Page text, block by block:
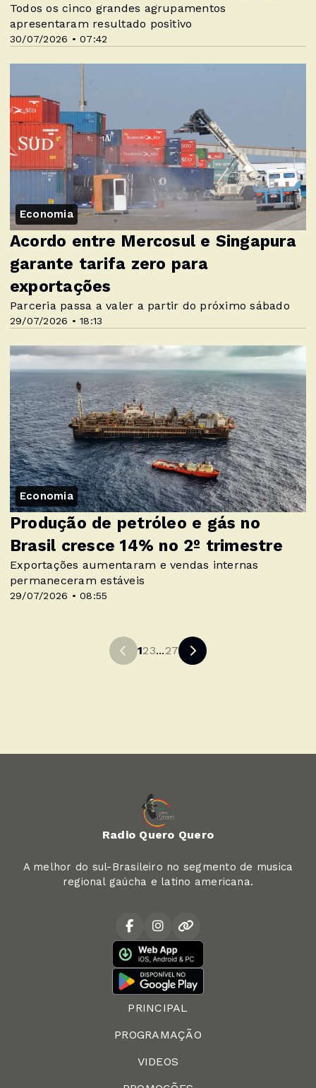
30/07/2026 • 07:42
Todos os cinco grandes agrupamentos
apresentaram resultado positivo
Economia
29/07/2026 • 18:13
Acordo entre Mercosul e Singapura
garante tarifa zero para
exportações
Parceria passa a valer a partir do próximo sábado
Economia
29/07/2026 • 08:55
Produção de petróleo e gás no
Brasil cresce 14% no 2º trimestre
Exportações aumentaram e vendas internas
permaneceram estáveis
123...27
Radio Quero Quero
A melhor do sul-Brasileiro no segmento de musica
regional gaúcha e latino americana.
PRINCIPAL
PROGRAMAÇÃO
VIDEOS